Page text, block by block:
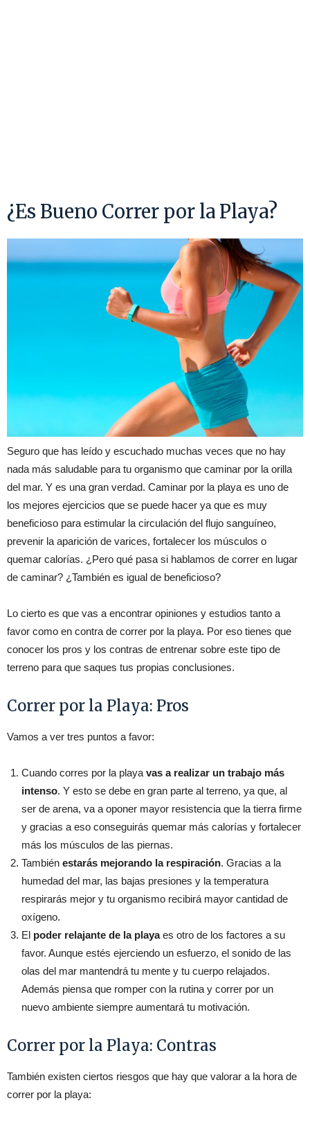
¿Es Bueno Correr por la Playa?
Seguro que has leído y escuchado muchas veces que no hay
nada más saludable para tu organismo que caminar por la orilla
del mar. Y es una gran verdad. Caminar por la playa es uno de
los mejores ejercicios que se puede hacer ya que es muy
beneficioso para estimular la circulación del flujo sanguíneo,
prevenir la aparición de varices, fortalecer los músculos o
quemar calorías. ¿Pero qué pasa si hablamos de correr en lugar
de caminar? ¿También es igual de beneficioso?
Lo cierto es que vas a encontrar opiniones y estudios tanto a
favor como en contra de correr por la playa. Por eso tienes que
conocer los pros y los contras de entrenar sobre este tipo de
terreno para que saques tus propias conclusiones.
Correr por la Playa: Pros
Vamos a ver tres puntos a favor:
Cuando corres por la playa vas a realizar un trabajo más
intenso. Y esto se debe en gran parte al terreno, ya que, al
ser de arena, va a oponer mayor resistencia que la tierra firme
y gracias a eso conseguirás quemar más calorías y fortalecer
más los músculos de las piernas.
También estarás mejorando la respiración. Gracias a la
humedad del mar, las bajas presiones y la temperatura
respirarás mejor y tu organismo recibirá mayor cantidad de
oxígeno.
El poder relajante de la playaes otro de los factores a su
favor. Aunque estés ejerciendo un esfuerzo, el sonido de las
olas del mar mantendrá tu mente y tu cuerpo relajados.
Además piensa que romper con la rutina y correr por un
nuevo ambiente siempre aumentará tu motivación.
Correr por la Playa: Contras
También existen ciertos riesgos que hay que valorar a la hora de
correr por la playa: